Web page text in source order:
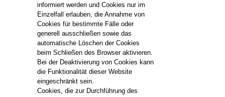
informiert werden und Cookies nur im
Einzelfall erlauben, die Annahme von
Cookies für bestimmte Fälle oder
generell ausschließen sowie das
automatische Löschen der Cookies
beim Schließen des Browser aktivieren.
Bei der Deaktivierung von Cookies kann
die Funktionalität dieser Website
eingeschränkt sein.
Cookies, die zur Durchführung des